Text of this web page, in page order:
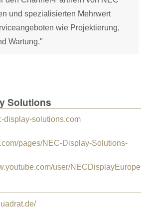
und spezialisierten Mehrwert
wie Projektierung,
Wartung."
Solutions
display-solutions.com
pages/NEC-Display-Solutions-
user/NECDisplayEurope